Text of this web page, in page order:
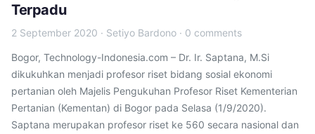
Terpadu
2 September 2020 · Setiyo Bardono · 0 comments
Bogor, Technology-Indonesia.com – Dr. Ir. Saptana, M.Si
dikukuhkan menjadi profesor riset bidang sosial ekonomi
pertanian oleh Majelis Pengukuhan Profesor Riset Kementerian
Pertanian (Kementan) di Bogor pada Selasa (1/9/2020).
Saptana merupakan profesor riset ke 560 secara nasional dan